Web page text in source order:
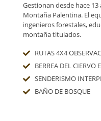
Gestionan desde hace
Montaña Palentina. El
ingenieros forestales,
montaña titulados.
RUTAS 4X4
BERREA DEL
SENDERISMO
BAÑO DE BOSQUE